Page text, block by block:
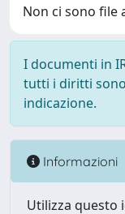
Non ci sono file
I documenti in
tutti i diritti
indicazione.
Informazioni
Utilizza questo